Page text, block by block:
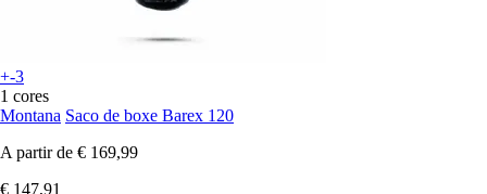
+-3
1 cores
Montana Saco de boxe Barex 120
A partir de € 169,99
€ 147,91